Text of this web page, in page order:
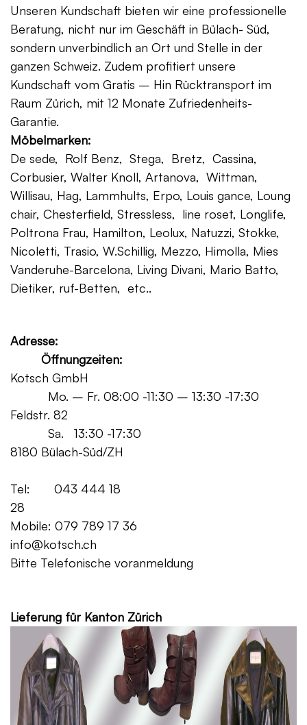
Unseren Kundschaft bieten wir eine professionelle
Beratung, nicht nur im Geschäft in Bülach- Süd,
sondern unverbindlich an Ort und Stelle in der
ganzen Schweiz. Zudem profitiert unsere
Kundschaft vom Gratis – Hin Rücktransport im
Raum Zürich, mit 12 Monate Zufriedenheits-
Garantie.
Möbelmarken:
De sede, Rolf Benz, Stega, Bretz, Cassina,
Corbusier, Walter Knoll, Artanova, Wittman,
Willisau, Hag, Lammhults, Erpo, Louis gance, Loung
chair, Chesterfield, Stressless, line roset, Longlife,
Poltrona Frau, Hamilton, Leolux, Natuzzi, Stokke,
Nicoletti, Trasio, W.Schillig, Mezzo, Himolla, Mies
Vanderuhe-Barcelona, Living Divani, Mario Batto,
Dietiker, ruf-Betten, etc..
Adresse:
Öffnungzeiten:
Kotsch GmbH
Mo. – Fr. 08:00 -11:30 – 13:30 -17:30
Feldstr. 82
Sa. 13:30 -17:30
8180 Bülach-Süd/ZH
Tel: 043 444 18
28
Mobile: 079 789 17 36
info@kotsch.ch
Bitte Telefonische voranmeldung
Lieferung für Kanton Zürich